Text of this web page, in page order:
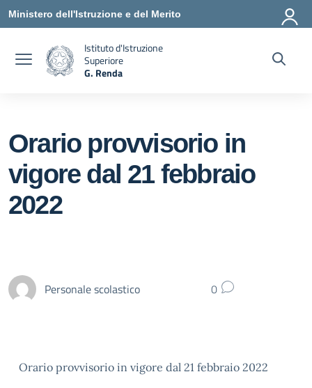
Vai ai contenuti
Vai al menu di navigazione
Vai al footer
Ministero dell'Istruzione e del Merito
Istituto d'Istruzione
Superiore
G. Renda
Orario provvisorio in
vigore dal 21 febbraio
2022
Personale scolastico 0
Orario provvisorio in vigore dal 21 febbraio 2022